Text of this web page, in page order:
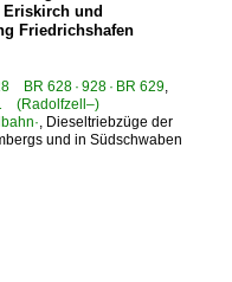
und
Friedrichshafen
BR 628 · 928 · BR 629,
(Radolfzell–)
, Dieseltriebzüge der
und in Südschwaben